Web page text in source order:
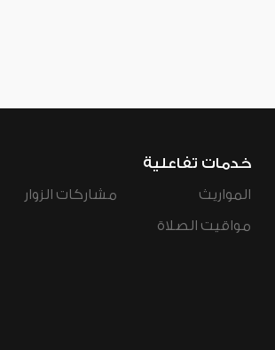
خدمات تفاعلية
المواريث
مواقيت الصلاة
مشاركات الزوار